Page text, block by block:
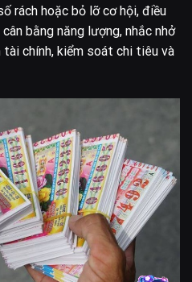
rách hoặc bỏ lỡ cơ hội, điều
bằng năng lượng, nhắc nhở
tài chính, kiểm soát chi tiêu và